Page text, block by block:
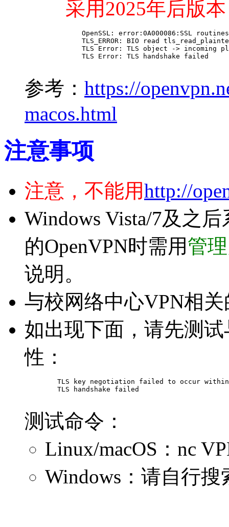
采用2025年后版本
OpenSSL: error:0A000086:SSL
TLS_ERROR: BIO read
TLS Error: TLS object -> incoming
    TLS Error: TLS handshake failed
参考： https://
macos.html
注意事项
注意，不能用http://
Windows Vista/7及之
的OpenVPN时需用管
说明。
与校网络中心VPN相
如出现下面，请先测
性：
测试命令：
Linux/macOS：nc
Windows：请自行搜